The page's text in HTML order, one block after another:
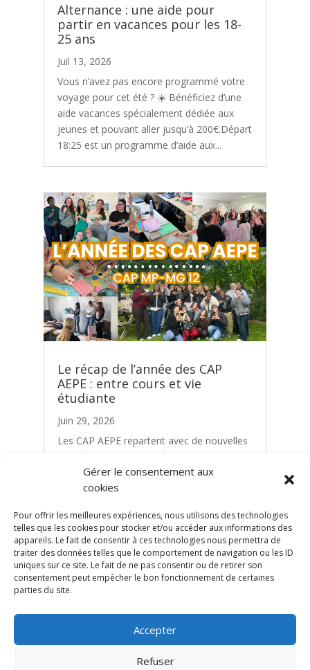
Gérer le consentement aux
cookies
Pour offrir les meilleures expériences, nous utilisons des technologies
telles que les cookies pour stocker et/ou accéder aux informations des
appareils. Le fait de consentir à ces technologies nous permettra de
traiter des données telles que le comportement de navigation ou les ID
uniques sur ce site. Le fait de ne pas consentir ou de retirer son
consentement peut empêcher le bon fonctionnement de certaines
parties du site.
Accepter
Refuser
Alternance : une aide pour
partir en vacances pour les 18-
25 ans
Juil 13, 2026
Vous n’avez pas encore programmé votre
voyage pour cet été ? ☀️ Bénéficiez d’une
aide vacances spécialement dédiée aux
jeunes et pouvant aller jusqu’à 200€.Départ
18:25 est un programme d’aide aux...
Le récap de l’année des CAP
AEPE : entre cours et vie
étudiante
Juin 29, 2026
Les CAP AEPE repartent avec de nouvelles
compétences, une expérience
professionnelle enrichie et un tas de
souvenirs.Alors que le mois de juillet arrive
de...
© CFPPE 2026 | Tous droits réservés
Règlements intérieurs